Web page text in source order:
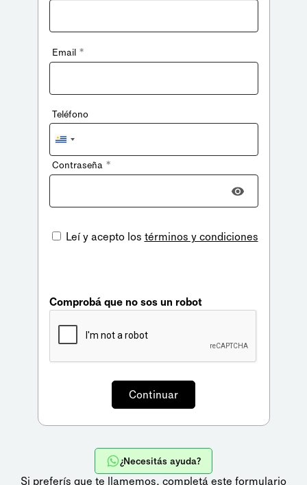
Email *
Teléfono
Uruguay
+598
Contraseña *
Leí y acepto los términos y condiciones
Comprobá que no sos un robot
¿Necesitás ayuda?
Si preferís que te llamemos, completá este formulario